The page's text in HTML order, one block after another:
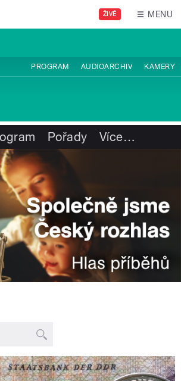
ŽIVĚ MENU
PROGRAM AUDIOARCHIV KAMERY
Pořady Více…